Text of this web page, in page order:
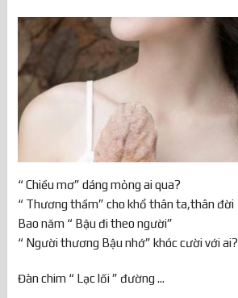
“ Chiều mơ” dáng mỏng ai qua?
“ Thương thầm” cho khổ thân ta,thân đời
Bao năm “ Bậu đi theo người”
“ Người thương Bậu nhớ” khóc cười với ai?
Đàn chim “ Lạc lối ” đường ...